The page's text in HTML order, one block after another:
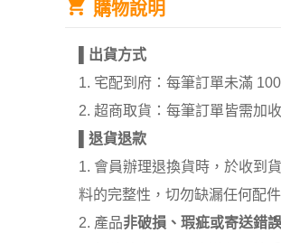
購物說明
出貨方式
1. 宅配到府：每筆訂單未滿
2. 超商取貨：每筆訂單皆需加
退貨退款
1. 會員辦理退換貨時，於收到
料的完整性，切勿缺漏任何配
2. 產品非破損、瑕疵或寄送錯誤